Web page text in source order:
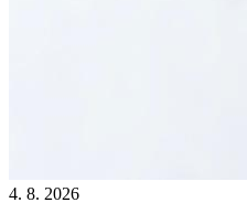
4. 8. 2026